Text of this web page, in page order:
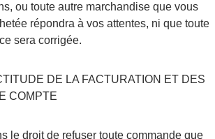
ou toute autre marchandise que vous
répondra à vos attentes, ni que toute
sera corrigée.
DE LA FACTURATION ET DES
COMPTE
le droit de refuser toute commande que